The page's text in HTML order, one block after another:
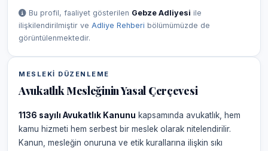
Bu profil, faaliyet gösterilen Gebze Adliyesi ile
ilişkilendirilmiştir ve Adliye Rehberi bölümümüzde de
görüntülenmektedir.
MESLEKI DÜZENLEME
Avukatlık Mesleğinin Yasal Çerçevesi
1136 sayılı Avukatlık Kanunu kapsamında avukatlık, hem
kamu hizmeti hem serbest bir meslek olarak nitelendirilir.
Kanun, mesleğin onuruna ve etik kurallarına ilişkin sıkı